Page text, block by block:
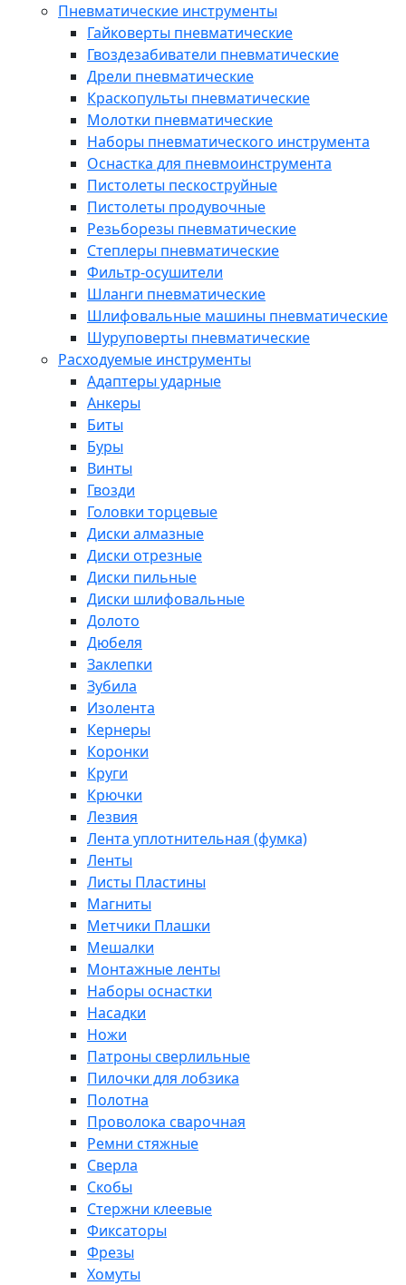
Пневматические инструменты
Гайковерты пневматические
Гвоздезабиватели пневматические
Дрели пневматические
Краскопульты пневматические
Молотки пневматические
Наборы пневматического инструмента
Оснастка для пневмоинструмента
Пистолеты пескоструйные
Пистолеты продувочные
Резьборезы пневматические
Степлеры пневматические
Фильтр-осушители
Шланги пневматические
Шлифовальные машины пневматические
Шуруповерты пневматические
Расходуемые инструменты
Адаптеры ударные
Анкеры
Биты
Буры
Винты
Гвозди
Головки торцевые
Диски алмазные
Диски отрезные
Диски пильные
Диски шлифовальные
Долото
Дюбеля
Заклепки
Зубила
Изолента
Кернеры
Коронки
Круги
Крючки
Лезвия
Лента уплотнительная (фумка)
Ленты
Листы Пластины
Магниты
Метчики Плашки
Мешалки
Монтажные ленты
Наборы оснастки
Насадки
Ножи
Патроны сверлильные
Пилочки для лобзика
Полотна
Проволока сварочная
Ремни стяжные
Сверла
Скобы
Стержни клеевые
Фиксаторы
Фрезы
Хомуты